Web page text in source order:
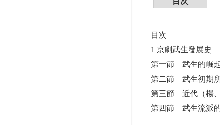
目次
1 京劇武生發展史
第一節 武生的崛
第二節 武生初期
第三節 近代（楊
第四節 武生流派